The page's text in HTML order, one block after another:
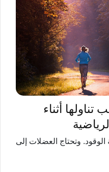
أثناء
وتحتاج العضلات إلى